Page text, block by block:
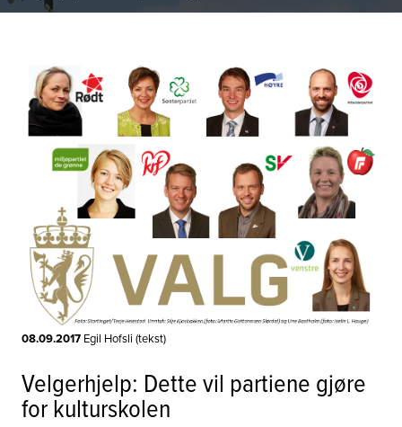
08.09.2017 Egil Hofsli (tekst)
Velgerhjelp: Dette vil partiene gjøre
for kulturskolen